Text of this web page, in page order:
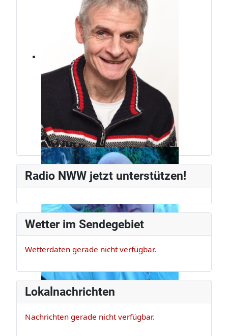
Jürg Weber
Radiomann, schon seit den frühen
80ern.
Radio NWW jetzt unterstützen!
Wetter im Sendegebiet
Wetterdaten gerade nicht verfügbar.
Lokalnachrichten
Nachrichten gerade nicht verfügbar.